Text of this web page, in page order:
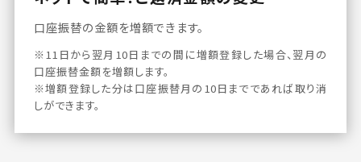
口座振替の金額を増額できます。
※11日から翌月10日までの間に増額登録した場合、翌月の
口座振替金額を増額します。
※増額登録した分は口座振替月の10日までであれば取り消
しができます。